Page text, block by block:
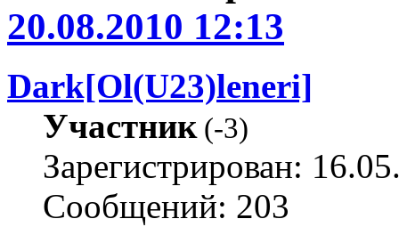
20.08.2010 12:13
Dark[Ol(U23)leneri]
Участник(-3)
Зарегистрирован:
Сообщений: 203